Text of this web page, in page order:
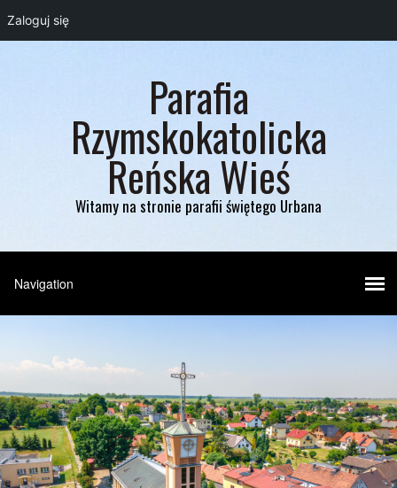
Parafia
Rzymskokatolicka
Reńska Wieś
Witamy na stronie parafii świętego Urbana
Zaloguj się